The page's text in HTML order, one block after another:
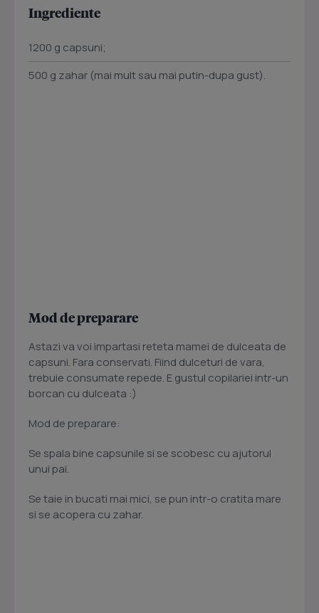
Ingrediente
1200 g capsuni;
500 g zahar (mai mult sau mai putin-dupa gust).
Mod de preparare
Astazi va voi impartasi reteta mamei de dulceata de
capsuni. Fara conservati. Fiind dulceturi de vara,
trebuie consumate repede. E gustul copilariei intr-un
borcan cu dulceata :)
Mod de preparare:
Se spala bine capsunile si se scobesc cu ajutorul
unui pai.
Se taie in bucati mai mici, se pun intr-o cratita mare
si se acopera cu zahar.